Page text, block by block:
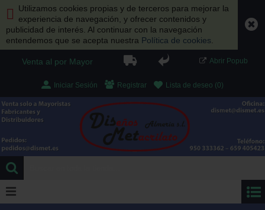
Utilizamos cookies propias y de terceros para mejorar la
experiencia de navegación, y ofrecer contenidos y
publicidad de interés. Al continuar con la navegación
entendemos que se acepta nuestra Política de cookies
Venta al por Mayor Abrir Popub
Iniciar Sesión Registrar Lista de deseo (0)